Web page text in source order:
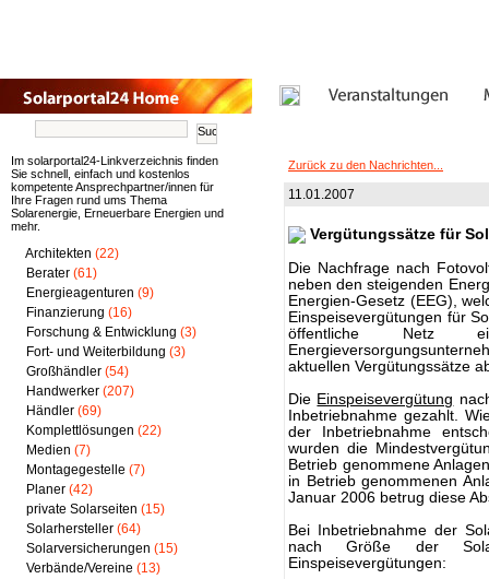
Im solarportal24-Linkverzeichnis finden
Sie schnell, einfach und kostenlos
kompetente Ansprechpartner/innen für
Ihre Fragen rund ums Thema
Solarenergie, Erneuerbare Energien und
mehr.
Architekten (22)
Berater (61)
Energieagenturen (9)
Finanzierung (16)
Forschung & Entwicklung (3)
Fort- und Weiterbildung (3)
Großhändler (54)
Handwerker (207)
Händler (69)
Komplettlösungen (22)
Medien (7)
Montagegestelle (7)
Planer (42)
private Solarseiten (15)
Solarhersteller (64)
Solarversicherungen (15)
Verbände/Vereine (13)
Zurück zu den Nachrichten...
11.01.2007
Vergütungssätze für
Die Nachfrage nach
neben den steigenden
Energien-Gesetz (EEG),
Einspeisevergütungen für
öffentliche Netz
aktuellen Vergütungssätze
Die Einspeisevergütung
Inbetriebnahme gezahlt.
der Inbetriebnahme
wurden die
Betrieb genommene
in Betrieb genommenen
Januar 2006 betrug diese
Bei Inbetriebnahme der
nach Größe der
Einspeisevergütungen: